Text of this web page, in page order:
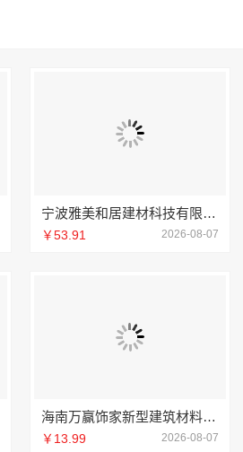
宁波雅美和居建材科技有限公司宁波奉化家装装修线下门店地址
￥53.91 2026-08-07
海南万赢饰家新型建筑材料有限公司擅长水电规整
￥13.99 2026-08-07